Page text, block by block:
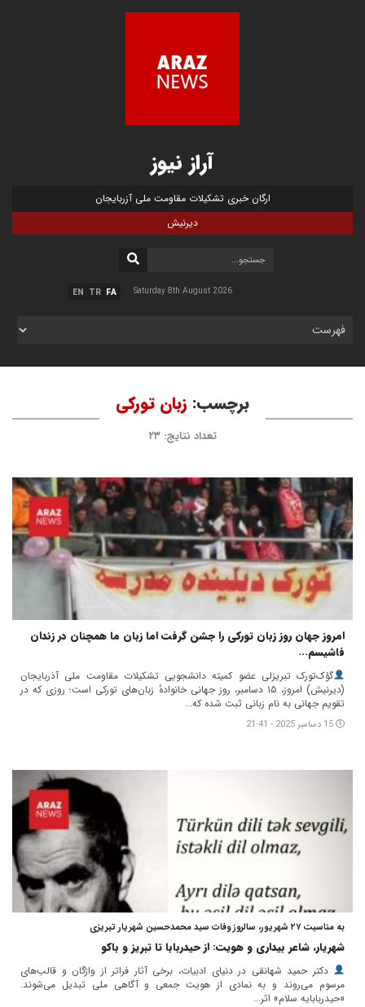
آراز نیوز
ارگان خبری تشکیلات مقاومت ملی آزربایجان
دیرنیش
FA
TR
EN Saturday 8th August 2026
برچسب: زبان تورکی
تعداد نتایج: ۲۳
امروز جهان روز زبان تورکی را جشن گرفت اما زبان ما همچنان در زندان
فاشیسم...
گؤک‌تورک تبریزلی عضو کمیته دانشجویی تشکیلات مقاومت ملی آذربایجان
(دیرنیش) امروز، ۱۵ دسامبر، روز جهانی خانوادهٔ زبان‌های تورکی است؛ روزی که در
تقویم جهانی به نام زبانی ثبت شده که...
15 دسامبر 2025 - 21:41
به مناسبت ۲۷ شهریور، سالروز وفات سید محمدحسین شهریار تبریزی
شهریار، شاعر بیداری و هویت: از حیدربابا تا تبریز و باکو
دکتر حمید شهانقی در دنیای ادبیات، برخی آثار فراتر از واژگان و قالب‌های
مرسوم می‌روند و به نمادی از هویت جمعی و آگاهی ملی تبدیل می‌شوند.
«حیدربابایه سلام» اثر...